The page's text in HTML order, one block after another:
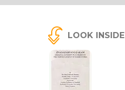
LOOK INSIDE